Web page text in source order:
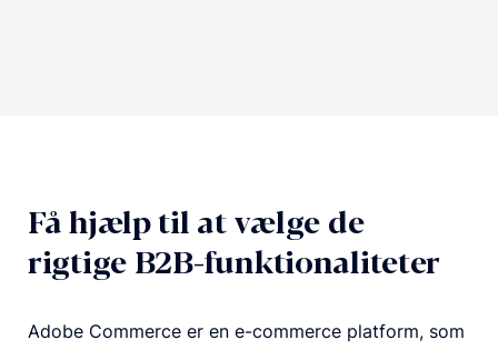
Få hjælp til at vælge de
rigtige B2B-funktionaliteter
Adobe Commerce er en e-commerce platform, som